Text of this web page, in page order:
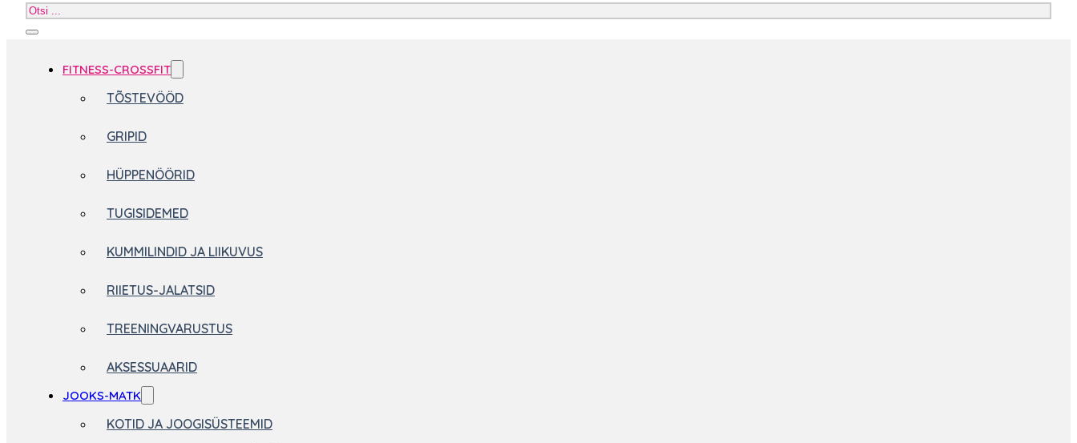
Otsi
FITNESS-CROSSFIT
TÕSTEVÖÖD
GRIPID
HÜPPENÖÖRID
TUGISIDEMED
KUMMILINDID JA LIIKUVUS
RIIETUS-JALATSID
TREENINGVARUSTUS
AKSESSUAARID
JOOKS-MATK
KOTID JA JOOGISÜSTEEMID